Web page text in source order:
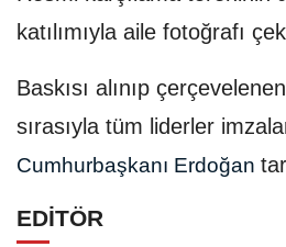
katılımıyla aile fotoğrafı
Baskısı alınıp
sırasıyla tüm liderler
Cumhurbaşkanı Erdoğan
EDİTÖR